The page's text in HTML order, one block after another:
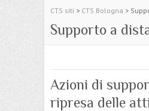
CTS siti > CTS Bologna >
Supporto a
Azioni di
ripresa delle